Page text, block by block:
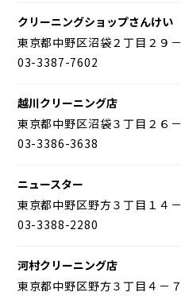
クリーニングショップさんけい
東京都中野区沼袋２丁目２９
03-3387-7602
越川クリーニング店
東京都中野区沼袋３丁目２６
03-3386-3638
ニュースター
東京都中野区野方３丁目１４
03-3388-2280
河村クリーニング店
東京都中野区野方３丁目４－７